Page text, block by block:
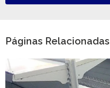
Páginas Relacionadas